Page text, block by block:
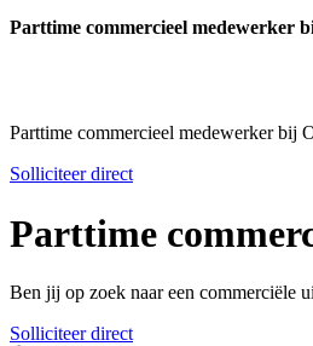
Parttime commercieel medewerker
Parttime commercieel medewerker bij
Solliciteer direct
Parttime
Ben jij op zoek naar een commerciële
Solliciteer direct